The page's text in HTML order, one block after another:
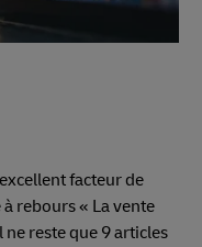
facteur de
rebours « La vente
reste que 9 articles